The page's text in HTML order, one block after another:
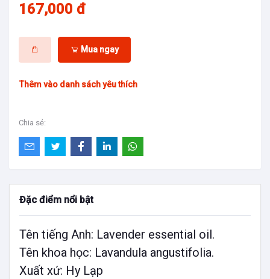
167,000 đ
Mua ngay
Thêm vào danh sách yêu thích
Chia sẻ:
Đặc điểm nổi bật
Tên tiếng Anh: Lavender essential oil.
Tên khoa học: Lavandula angustifolia.
Xuất xứ: Hy Lạp